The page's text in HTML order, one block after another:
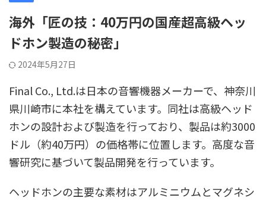
海外「匠の技：40万円の国産超高級ヘッ
ドホン製造の秘密」
2024年5月27日
Final Co., Ltd.は日本の音響機器メーカーで、神奈川
県川崎市に本社を構えています。同社は高級ヘッド
ホンの設計および製造を行っており、製品は約3000
ドル（約40万円）の価格帯に位置します。高度な音
響研究に基づいて製品開発を行っています。
ヘッドホンの主要な素材はアルミニウムとマグネシ